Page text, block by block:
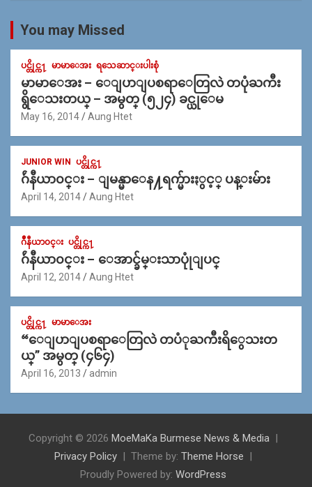
You may Missed
ပင္တိုင္က႑ မာမာေအး ရသေဆာင္းပါးစုံ
မာမာေအး – ေျပာျပစရာေတြလဲ တပုံႀကီး
ရွိေသးတယ္ – အမွတ္ (၅၂၄) ခင္ယုေမ
May 16, 2014 Aung Htet
JUNIOR WIN ပင္တိုင္က႑
ဂ်ဴနီယာ၀င္း – ျမန္မာေန႔ရက္မ်ားႏွင့္ ပန္းမ်ား
April 14, 2014 Aung Htet
ဂ်ဳနီယာ၀င္း ပင္တိုင္က႑
ဂ်ဴနီယာ၀င္း – ေအာင္ခ်မ္းသာပုုံျပင္
April 12, 2014 Aung Htet
ပင္တိုင္က႑ မာမာေအး
“ေျပာျပစရာေတြလဲ တပံုႀကီးရိွေသးတ
ယ္” အမွတ္ (၄၆၄)
April 16, 2013 admin
Copyright © 2026 MoeMaKa Burmese News & Media
Privacy Policy
Theme by: Theme Horse
Proudly Powered by: WordPress